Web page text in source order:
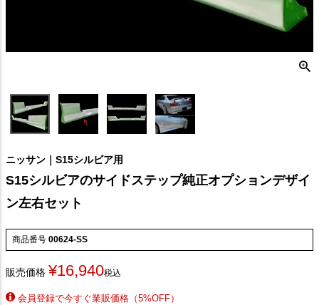
ニッサン｜S15シルビア用
S15シルビアのサイドステップ純正オプションデザイ
ン左右セット
商品番号 00624-SS
販売価格 ¥16,940税込
会員登録で今すぐ業販価格（5%OFF）